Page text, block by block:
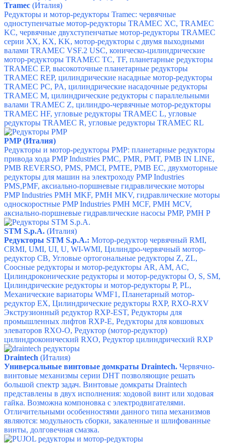
Tramec (Италия)
Редукторы и мотор-редукторы Tramec: червячные
одноступенчатые мотор-редукторы TRAMEC XC, TRAMEC
KC, червячные двухступенчатые мотор-редукторы TRAMEC
серии XX, KX, KK, мотор-редукторы с двумя выходными
валами TRAMEC VSF.2 USC, коническо-цилиндрические
мотор-редукторы TRAMEC TC, TF, планетарные редукторы
TRAMEC EP, высокоточные планетарные редукторы
TRAMEC REP, цилиндрические насадные мотор-редукторы
TRAMEC PC, PA, цилиндрические насадочные редукторы
TRAMEC M, цилиндрические редукторы с параллельными
валами TRAMEC Z, цилиндро-червячные мотор-редукторы
TRAMEC HF, угловые редукторы TRAMEC L, угловые
редукторы TRAMEC R, угловые редукторы TRAMEC RL
PMP (Италия)
Редукторы и мотор-редукторы PMP: планетарные редукторы
привода хода PMP Industries PMC, PMR, PMT, PMB IN LINE,
PMB REVERSO, PMS, PMCI, PMTE, PMB EC, двухмоторные
редукторы для машин на электроходу PMP Industries
PMS,PMF, аксиально-поршневые гидравлические моторы
PMP Industries PMH MKF, PMH MKV, гидравлические моторы
односкоростные PMP Industries PMH MCF, PMH MCV,
аксиально-поршневые гидравлические насосы PMP, PMH P
STM S.p.A. (Италия)
Редукторы STM S.p.A.: Мотор-редуктор червячный RMI,
CRMI, UMI, UI, U, WI-WMI, Цилиндро-червячный мотор-
редуктор CB, Угловые ортогональные редукторы Z, ZL,
Соосные редукторы и мотор-редукторы AR, AM, AC,
Цилиндроконические редукторы и мотор-редукторы O, S, SM,
Цилиндрические редукторы и мотор-редукторы P, PL,
Механические вариаторы WMF1, Планетарный мотор-
редуктор EX, Цилиндрические редукторы RXP, RXO-RXV
Экструзионный редуктор RXP-EST, Редукторы для
промышленных лифтов RXP-E, Редукторы для ковшовых
элеваторов RXO-O, Редуктор (мотор-редуктор)
цилиндроконический RXO, Редуктор цилиндрический RXP
Draintech (Италия)
Универсальные винтовые домкраты Draintech. Червячно-
винтовые механизмы серии DHT позволяющие решать
большой спектр задач. Винтовые домкраты Draintech
представлены в двух исполнения: ходовой винт или ходовая
гайка. Возможна компоновка с электродвигателями.
Отличительными особенностями данного типа механизмов
являются: модульность сборки, закаленные и шлифованные
винты, долговечная смазка.